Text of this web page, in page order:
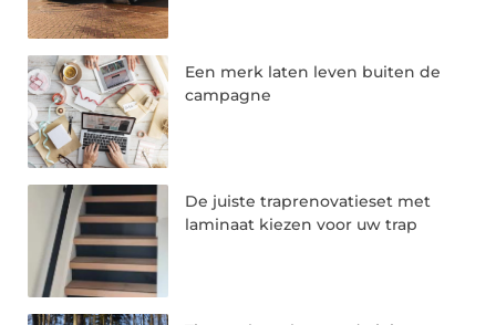
Een merk laten leven buiten de
campagne
De juiste traprenovatieset met
laminaat kiezen voor uw trap